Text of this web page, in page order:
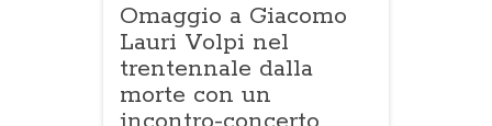
Omaggio a Giacomo
Lauri Volpi nel
trentennale dalla
morte con un